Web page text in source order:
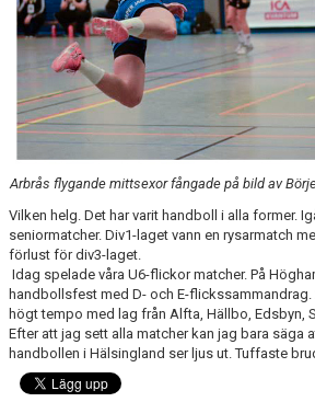
Arbrås flygande mittsexor fångade på bild av
Vilken helg. Det har varit handboll i alla former.
seniormatcher. Div1-laget vann en rysarmatch
förlust för div3-laget.
Idag spelade våra U6-flickor matcher. På
handbollsfest med D- och E-
högt tempo med lag från Alfta, Hällbo, Edsbyn,
Efter att jag sett alla matcher kan jag bara säga
handbollen i Hälsingland ser ljus ut. Tuffaste